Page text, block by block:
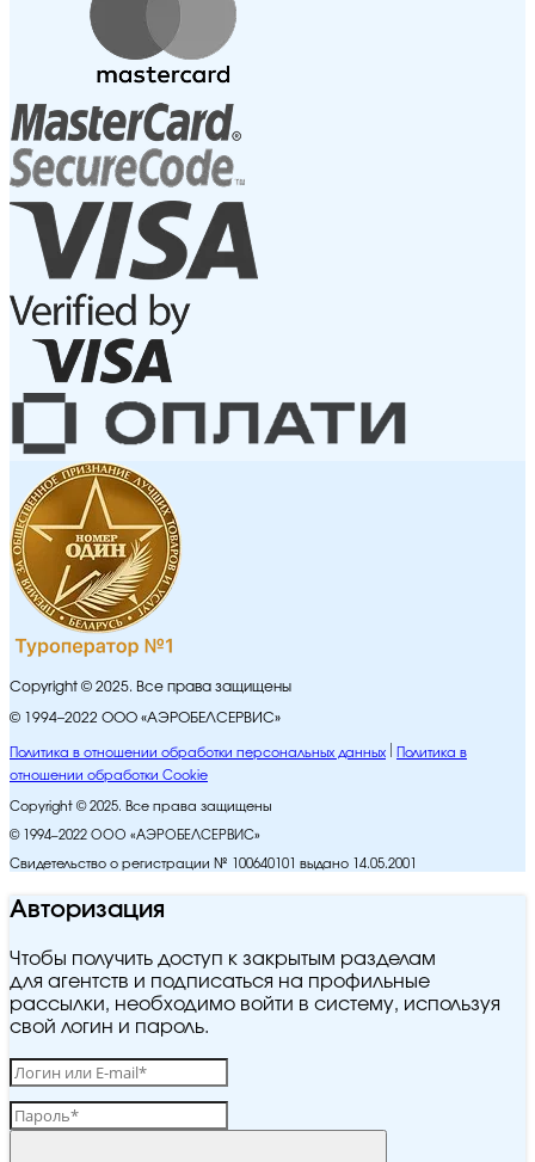
Copyright © 2025. Все права защищены
© 1994–2022 ООО «АЭРОБЕЛСЕРВИС»
Политика в отношении обработки персональных данных
Политика в
отношении обработки Cookie
Copyright © 2025. Все права защищены
© 1994–2022 ООО «АЭРОБЕЛСЕРВИС»
Свидетельство о регистрации № 100640101 выдано 14.05.2001
Авторизация
Чтобы получить доступ к закрытым разделам
для агентств и подписаться на профильные
рассылки, необходимо войти в систему, используя
свой логин и пароль.